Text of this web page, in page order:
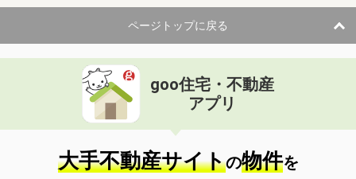
ページトップに戻る
goo住宅・不動産
アプリ
大手不動産サイトの物件を